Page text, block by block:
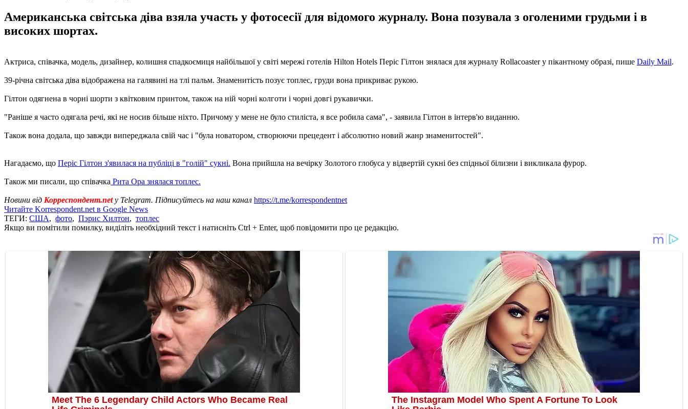
Американська світська діва взяла участь у фотосесії для відомого журналу. Вона позувала з оголеними грудьми і в
високих шортах.
Актриса, співачка, модель, дизайнер, колишня спадкоємиця найбільшої у світі мережі готелів Hilton Hotels Періс Гілтон знялася для журналу Rollacoaster у пікантному образі, пише Daily Mail.
39-річна світська діва відображена на галявині на тлі пальм. Знаменитість позує топлес, груди вона прикриває рукою.
Гілтон одягнена в чорні шорти з квітковим принтом, також на ній чорні колготи і чорні довгі рукавички.
"Раніше я часто одягала речі, які не носив більше ніхто. Причому у мене не було стиліста, я все робила сама", - заявила Гілтон в інтерв'ю виданню.
Також вона додала, що завжди випереджала свій час і "була новатором, створюючи прецедент і абсолютно новий жанр знаменитостей".
Нагадаємо, що Періс Гілтон з'явилася на публіці в "голій" сукні. Вона прийшла на вечірку Золотого глобуса у відвертій сукні без спідньої білизни і викликала фурор.
Також ми писали, що співачка Рита Ора знялася топлес.
Новини від Корреспондент.net у Telegram. Підписуйтесь на наш канал https://t.me/korrespondentnet
Читайте Korrespondent.net в Google News
ТЕГИ: США, фото, Пэрис Хилтон, топлес
Якщо ви помітили помилку, виділіть необхідний текст і натисніть Ctrl + Enter, щоб повідомити про це редакцію.